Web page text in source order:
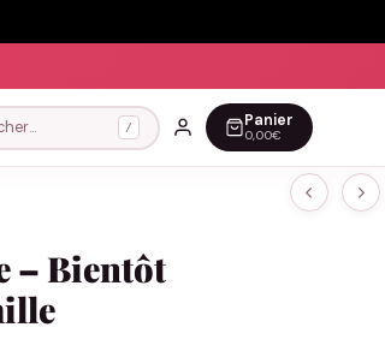
/ Panier
0,00€
– Bientôt